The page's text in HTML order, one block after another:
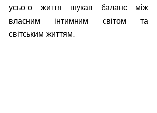
усього життя шукав баланс між
власним інтимним світом та
світським життям.